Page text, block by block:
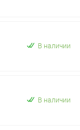
В наличии
В наличии